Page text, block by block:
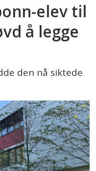
elev til
å legge
den nå siktede